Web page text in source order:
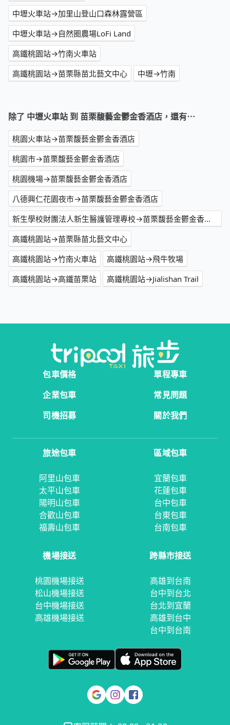
中壢火車站→加里山登山口森林露營區
中壢火車站→自然圈農場LoFi Land
高鐵桃園站→竹南火車站
高鐵桃園站→苗栗縣苗北藝文中心
中壢→竹南
除了 中壢火車站 到 苗栗馥藝金鬱金香酒店，還有⋯
桃園火車站→苗栗馥藝金鬱金香酒店
桃園市→苗栗馥藝金鬱金香酒店
桃園機場→苗栗馥藝金鬱金香酒店
八德興仁花園夜市→苗栗馥藝金鬱金香酒店
新生學校財團法人新生醫護管理專校→苗栗馥藝金鬱金香酒店
高鐵桃園站→苗栗縣苗北藝文中心
高鐵桃園站→竹南火車站
高鐵桃園站→飛牛牧場
高鐵桃園站→高鐵苗栗站
高鐵桃園站→Jialishan Trail
包車價格
單程專車
企業包車
常見問題
司機招募
關於我們
旅途包車
阿里山包車
太平山包車
陽明山包車
合歡山包車
福壽山包車
區域包車
宜蘭包車
花蓮包車
台中包車
台東包車
台南包車
機場接送
桃園機場接送
松山機場接送
台中機場接送
高雄機場接送
跨縣市接送
高雄到台南
台中到台北
台北到宜蘭
高雄到台中
台中到台南